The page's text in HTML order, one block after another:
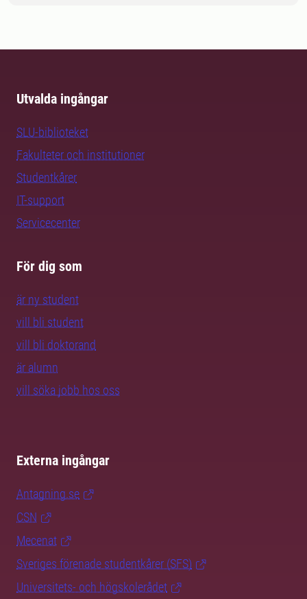
Utvalda ingångar
SLU-biblioteket
Fakulteter och institutioner
Studentkårer
IT-support
Servicecenter
För dig som
är ny student
vill bli student
vill bli doktorand
är alumn
vill söka jobb hos oss
Externa ingångar
Antagning.se
CSN
Mecenat
Sveriges förenade studentkårer (SFS)
Universitets- och högskolerådet